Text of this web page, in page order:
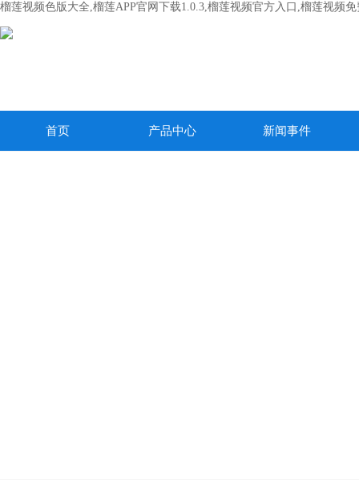
榴莲视频色版大全,榴莲APP官网下载1.0.3,榴莲视频官方入口,榴莲视频
首页 产品中心 新闻事件